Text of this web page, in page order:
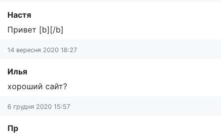
Настя
Привет [b][/b]
14 вересня 2020 18:27
Илья
хороший сайт?
6 грудня 2020 15:57
Пр